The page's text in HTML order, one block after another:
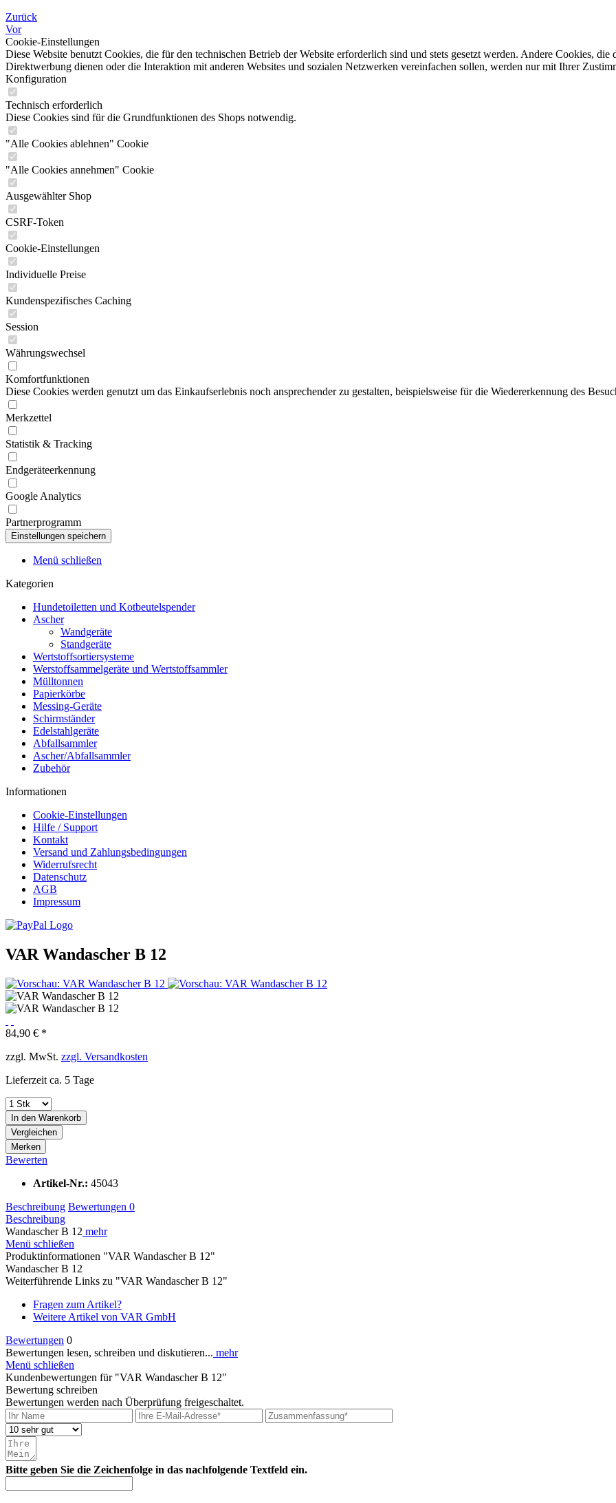
Zurück
Vor
Cookie-Einstellungen
Diese Website benutzt Cookies, die für den technischen Betrieb der Website erforderlich sind und stets gesetzt werden. Andere Cookies,
Direktwerbung dienen oder die Interaktion mit anderen Websites und sozialen Netzwerken vereinfachen sollen, werden nur mit Ihrer
Konfiguration
Technisch erforderlich
Diese Cookies sind für die Grundfunktionen des Shops notwendig.
"Alle Cookies ablehnen" Cookie
"Alle Cookies annehmen" Cookie
Ausgewählter Shop
CSRF-Token
Cookie-Einstellungen
Individuelle Preise
Kundenspezifisches Caching
Session
Währungswechsel
Komfortfunktionen
Diese Cookies werden genutzt um das Einkaufserlebnis noch ansprechender zu gestalten, beispielsweise für die Wiedererkennung des
Merkzettel
Statistik & Tracking
Endgeräteerkennung
Google Analytics
Partnerprogramm
Menü schließen
Kategorien
Hundetoiletten und Kotbeutelspender
Ascher
Wandgeräte
Standgeräte
Wertstoffsortiersysteme
Werstoffsammelgeräte und Wertstoffsammler
Mülltonnen
Papierkörbe
Messing-Geräte
Schirmständer
Edelstahlgeräte
Abfallsammler
Ascher/Abfallsammler
Zubehör
Informationen
Cookie-Einstellungen
Hilfe / Support
Kontakt
Versand und Zahlungsbedingungen
Widerrufsrecht
Datenschutz
AGB
Impressum
VAR Wandascher B 12
84,90 € *
zzgl. MwSt. zzgl. Versandkosten
Lieferzeit ca. 5 Tage
In den Warenkorb
Vergleichen
Merken
Bewerten
Artikel-Nr.: 45043
Beschreibung Bewertungen 0
Beschreibung
Wandascher B 12 mehr
Menü schließen
Produktinformationen "VAR Wandascher B 12"
Wandascher B 12
Weiterführende Links zu "VAR Wandascher B 12"
Fragen zum Artikel?
Weitere Artikel von VAR GmbH
Bewertungen 0
Bewertungen lesen, schreiben und diskutieren... mehr
Menü schließen
Kundenbewertungen für "VAR Wandascher B 12"
Bewertung schreiben
Bewertungen werden nach Überprüfung freigeschaltet.
Bitte geben Sie die Zeichenfolge in das nachfolgende Textfeld ein.